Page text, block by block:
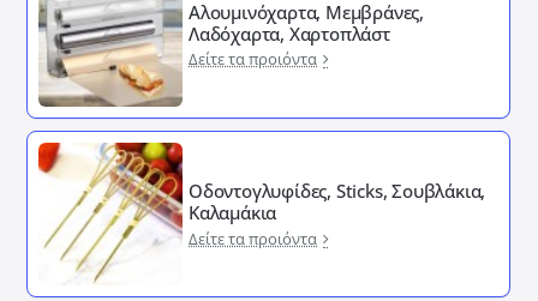
Αλουμινόχαρτα, Μεμβράνες,
Λαδόχαρτα, Χαρτοπλάστ
Δείτε τα προιόντα
Οδοντογλυφίδες, Sticks, Σουβλάκια,
Καλαμάκια
Δείτε τα προιόντα